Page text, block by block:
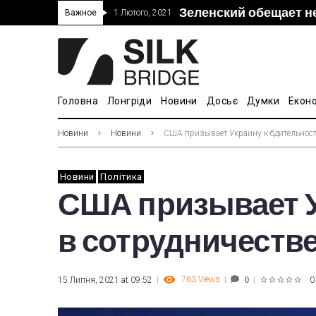
Важное 1 Лютого, 2021 Зеленский обещает
Прошло 5-тое
“Дочка” Beijing
В Украине ввели
Головна Лонгріди Новини Досьє Думки
Новини Новини США призывает Украину к
Новини Політика
США призывает
в
15 Липня, 2021 at 09:52 763 Views 0 0